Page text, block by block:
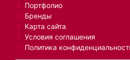
Портфолио
Бренды
Карта сайта
Условия соглашения
Политика